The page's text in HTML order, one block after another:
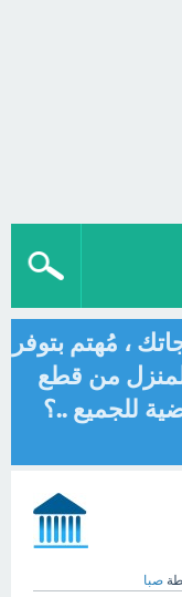
، مُهتم بتوفر
من قطع
للجميع ..؟
صبا